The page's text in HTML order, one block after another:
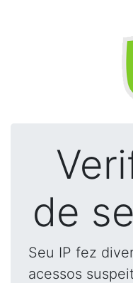
de
Seu IP fez
acessos